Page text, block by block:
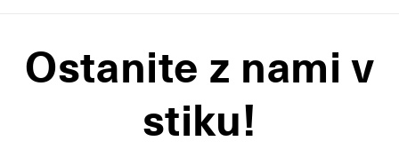
Ostanite z nami v
stiku!